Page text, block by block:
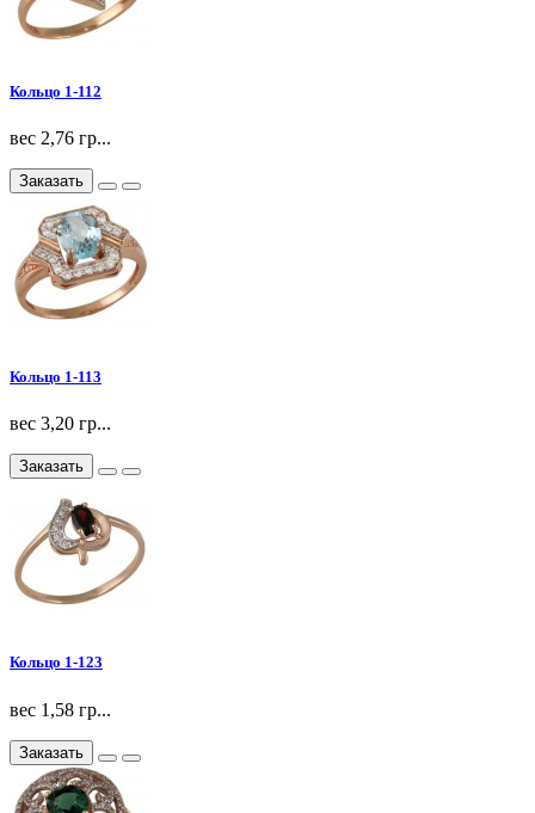
Кольцо 1-112
вес 2,76 гр...
Заказать
Кольцо 1-113
вес 3,20 гр...
Заказать
Кольцо 1-123
вес 1,58 гр...
Заказать